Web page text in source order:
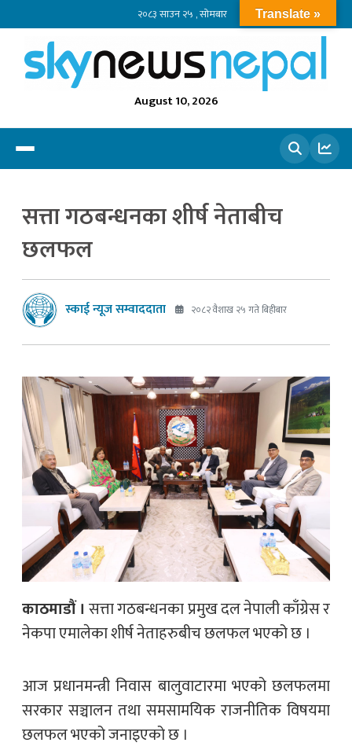
२०८३ साउन २५ , सोमबार
August 10, 2026
सत्ता गठबन्धनका शीर्ष नेताबीच
छलफल
स्काई न्यूज सम्वाददाता २०८२ वैशाख २५ गते बिहीबार
काठमाडौं । सत्ता गठबन्धनका प्रमुख दल नेपाली काँग्रेस र
नेकपा एमालेका शीर्ष नेताहरुबीच छलफल भएको छ ।
आज प्रधानमन्त्री निवास बालुवाटारमा भएको छलफलमा
सरकार सञ्चालन तथा समसामयिक राजनीतिक विषयमा
छलफल भएको जनाइएको छ ।
Translate »